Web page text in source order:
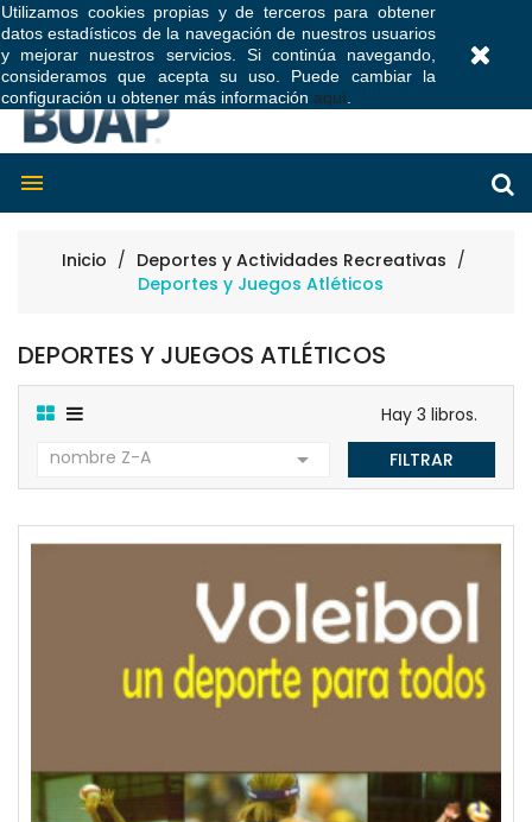
Utilizamos cookies propias y de terceros para obtener
datos estadísticos de la navegación de nuestros usuarios
y mejorar nuestros servicios. Si continúa navegando,
consideramos que acepta su uso. Puede cambiar la
configuración u obtener más información aquí

Inicio
Deportes y Actividades Recreativas
Deportes y Juegos Atléticos
DEPORTES Y JUEGOS ATLÉTICOS
Hay 3 libros.
nombre Z-A
 FILTRAR